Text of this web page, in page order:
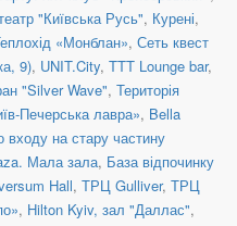
"Київська Русь", Курені,
«Монблан», Сеть квест
9), UNIT.City, TTT Lounge bar,
"Silver Wave", Територія
Печерська лавра», Bella
входу на стару частину
Мала зала, База відпочинку
Hall, ТРЦ Gulliver, ТРЦ
, Hilton Kyiv, зал "Даллас",